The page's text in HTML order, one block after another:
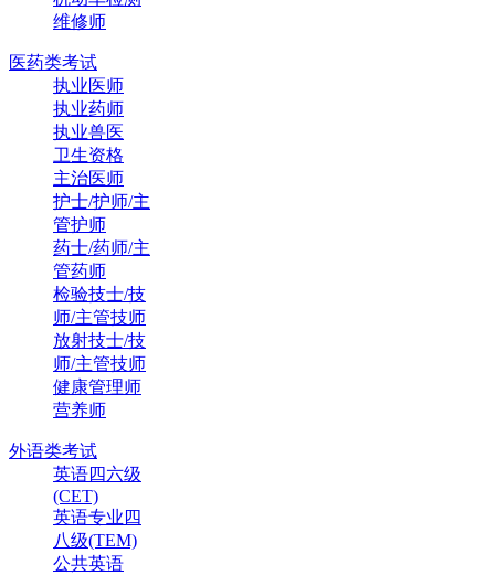
维修师
医药类考试
执业医师
执业药师
执业兽医
卫生资格
主治医师
护士/护师/主
管护师
药士/药师/主
管药师
检验技士/技
师/主管技师
放射技士/技
师/主管技师
健康管理师
营养师
外语类考试
英语四六级
(CET)
英语专业四
八级(TEM)
公共英语